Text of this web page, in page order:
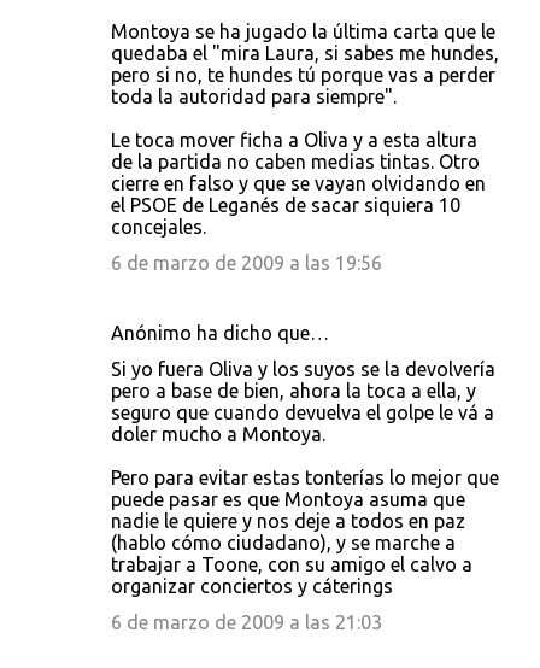
Montoya se ha jugado la última carta que le
quedaba el "mira Laura, si sabes me hundes,
pero si no, te hundes tú porque vas a perder
toda la autoridad para siempre".
Le toca mover ficha a Oliva y a esta altura
de la partida no caben medias tintas. Otro
cierre en falso y que se vayan olvidando en
el PSOE de Leganés de sacar siquiera 10
concejales.
6 de marzo de 2009 a las 19:56
Anónimo ha dicho que…
Si yo fuera Oliva y los suyos se la devolvería
pero a base de bien, ahora la toca a ella, y
seguro que cuando devuelva el golpe le vá a
doler mucho a Montoya.
Pero para evitar estas tonterías lo mejor que
puede pasar es que Montoya asuma que
nadie le quiere y nos deje a todos en paz
(hablo cómo ciudadano), y se marche a
trabajar a Toone, con su amigo el calvo a
organizar conciertos y cáterings
6 de marzo de 2009 a las 21:03